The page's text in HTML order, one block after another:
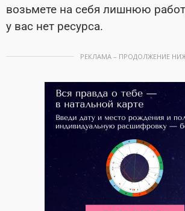
возьмете на себя лишнюю
у вас нет ресурса.
РЕКЛАМА – ПРОДОЛЖЕНИЕ